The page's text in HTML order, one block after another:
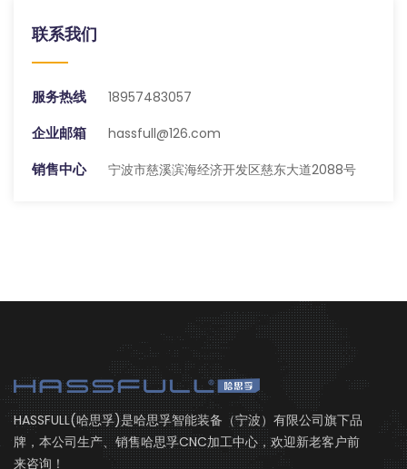
联系我们
服务热线 18957483057
企业邮箱 hassfull@126.com
销售中心 宁波市慈溪滨海经济开发区慈东大道2088号
HASSFULL(哈思孚)是哈思孚智能装备（宁波）有限公司旗下品
牌，本公司生产、销售哈思孚CNC加工中心，欢迎新老客户前
来咨询！